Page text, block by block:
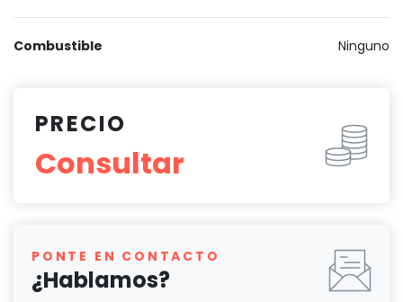
Combustible Ninguno
PRECIO
Consultar
PONTE EN CONTACTO
¿Hablamos?